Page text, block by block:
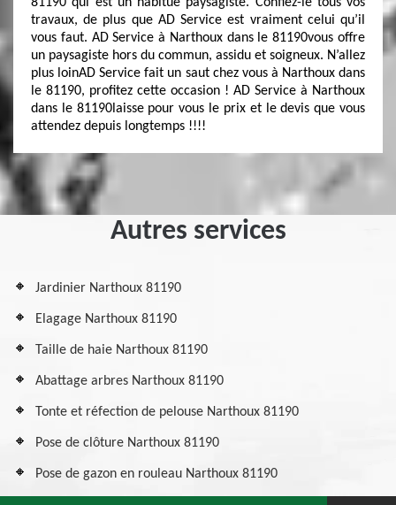
travaux, de plus que AD Service est vraiment celui qu’il
vous faut. AD Service à Narthoux dans le 81190vous offre
un paysagiste hors du commun, assidu et soigneux. N’allez
plus loinAD Service fait un saut chez vous à Narthoux dans
le 81190, profitez cette occasion ! AD Service à Narthoux
dans le 81190laisse pour vous le prix et le devis que vous
attendez depuis longtemps !!!!
Autres services
Jardinier Narthoux 81190
Elagage Narthoux 81190
Taille de haie Narthoux 81190
Abattage arbres Narthoux 81190
Tonte et réfection de pelouse Narthoux 81190
Pose de clôture Narthoux 81190
Pose de gazon en rouleau Narthoux 81190